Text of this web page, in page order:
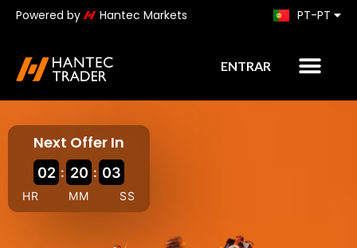
Powered by Hantec Markets PT-PT
KO
ENTRAR
Next Offer In
02 : 20 : 02
HR MM SS